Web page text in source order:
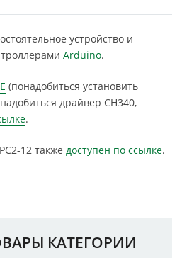
устройство и
Arduino.
(понадобиться установить
драйвер CH340,
.
12 также доступен по ссылке.
КАТЕГОРИИ